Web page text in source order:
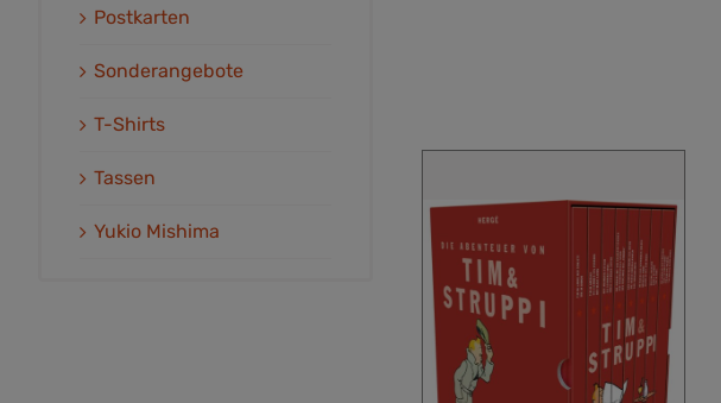
Postkarten
Sonderangebote
T-Shirts
Tassen
Yukio Mishima